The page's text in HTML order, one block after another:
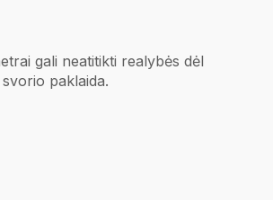
gali neatitikti realybės dėl
paklaida.